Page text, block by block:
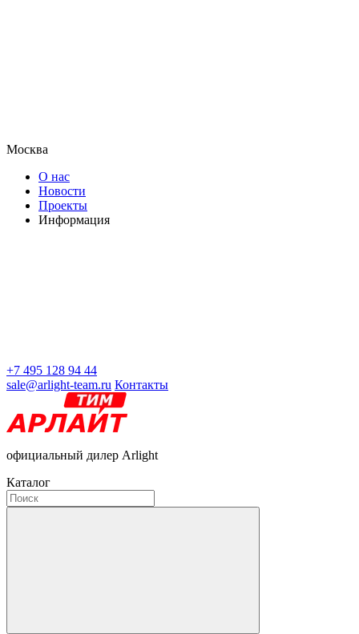
Москва
О нас
Новости
Проекты
Информация
+7 495 128 94 44
sale@arlight-team.ru Контакты
официальный дилер Arlight
Каталог